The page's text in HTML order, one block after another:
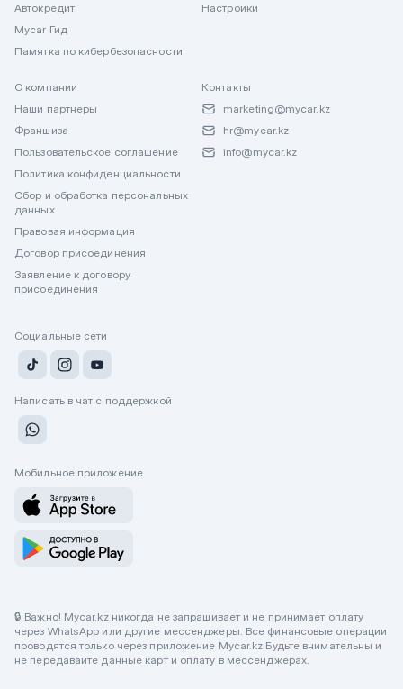
Автокредит
Mycar Гид
Памятка по кибербезопасности
Настройки
О компании
Наши партнеры
Франшиза
Пользовательское соглашение
Политика конфиденциальности
Сбор и обработка персональных
данных
Правовая информация
Договор присоединения
Заявление к договору
присоединения
Контакты
marketing@mycar.kz
hr@mycar.kz
info@mycar.kz
Социальные сети
Написать в чат с поддержкой
Мобильное приложение
🔒 Важно! Mycar.kz никогда не запрашивает и не принимает оплату
через WhatsApp или другие мессенджеры. Все финансовые операции
проводятся только через приложение Mycar.kz Будьте внимательны и
не передавайте данные карт и оплату в мессенджерах.